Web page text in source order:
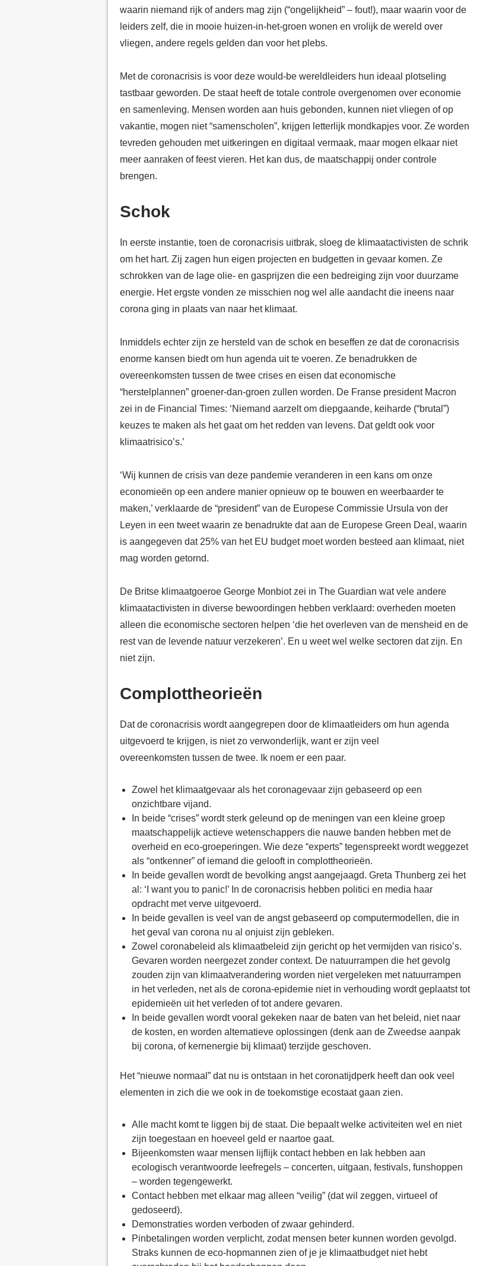
waarin niemand rijk of anders mag zijn (“ongelijkheid” – fout!), maar waarin voor de
leiders zelf, die in mooie huizen-in-het-groen wonen en vrolijk de wereld over
vliegen, andere regels gelden dan voor het plebs.
Met de coronacrisis is voor deze would-be wereldleiders hun ideaal plotseling
tastbaar geworden. De staat heeft de totale controle overgenomen over economie
en samenleving. Mensen worden aan huis gebonden, kunnen niet vliegen of op
vakantie, mogen niet “samenscholen”, krijgen letterlijk mondkapjes voor. Ze worden
tevreden gehouden met uitkeringen en digitaal vermaak, maar mogen elkaar niet
meer aanraken of feest vieren. Het kan dus, de maatschappij onder controle
brengen.
Schok
In eerste instantie, toen de coronacrisis uitbrak, sloeg de klimaatactivisten de schrik
om het hart. Zij zagen hun eigen projecten en budgetten in gevaar komen. Ze
schrokken van de lage olie- en gasprijzen die een bedreiging zijn voor duurzame
energie. Het ergste vonden ze misschien nog wel alle aandacht die ineens naar
corona ging in plaats van naar het klimaat.
Inmiddels echter zijn ze hersteld van de schok en beseffen ze dat de coronacrisis
enorme kansen biedt om hun agenda uit te voeren. Ze benadrukken de
overeenkomsten tussen de twee crises en eisen dat economische
“herstelplannen” groener-dan-groen zullen worden. De Franse president Macron
zei in de Financia l Times: ‘Niemand aarzelt om diepgaande, keiharde (“brutal”)
keuzes te maken als het gaat om het redden van levens. Dat geldt ook voor
klimaatrisico’s.’
‘Wij kunnen de crisis van deze pandemie veranderen in een kans om onze
economieën op een andere manier opnieuw op te bouwen en weerbaarder te
maken,’ verklaarde de “president” van de Europese Commissie Ursula von der
Leyen in een tweetwaarin ze benadrukte dat aan de Europese Green Deal , waarin
is aangegeven dat 25% van het EU budget moet worden besteed aan klimaat, niet
mag worden getornd.
De Britse klimaatgoeroe George Monbiot zei in The Guardian wat vele andere
klimaatactivisten in diverse bewoordingen hebben verklaard: overheden moeten
alleen die economische sectoren helpen ‘die het overleven van de mensheid en de
rest van de levende natuur verzekeren’. En u weet wel welke sectoren dat zijn. En
niet zijn.
Complottheorieën
Dat de coronacrisis wordt aangegrepen door de klimaatleiders om hun agenda
uitgevoerd te krijgen, is niet zo verwonderlijk, want er zijn veel
overeenkomsten tussen de twee. Ik noem er een paar.
Zowel het klimaatgevaar als het coronagevaar zijn gebaseerd op een
onzichtbare vijand.
In beide “crises” wordt sterk geleund op de meningen van een kleine groep
maatschappelijk actieve wetenschappers die nauwe banden hebben met de
overheid en eco-groeperingen. Wie deze “experts” tegenspreekt wordt weggezet
als “ontkenner” of iemand die gelooft in complottheorieën.
In beide gevallen wordt de bevolking angst aangejaagd. Greta Thunberg zei het
al: ‘I want you to panic!’ In de coronacrisis hebben politici en media haar
opdracht met verve uitgevoerd.
In beide gevallen is veel van de angst gebaseerd op computermodellen, die in
het geval van corona nu al onjuist zijn gebleken.
Zowel coronabeleid als klimaatbeleid zijn gericht op het vermijden van risico’s.
Gevaren worden neergezet zonder context. De natuurrampen die het gevolg
zouden zijn van klimaatverandering worden niet vergeleken met natuurrampen
in het verleden, net als de corona-epidemie niet in verhouding wordt geplaatst tot
epidemieën uit het verleden of tot andere gevaren.
In beide gevallen wordt vooral gekeken naar de baten van het beleid, niet naar
de kosten, en worden alternatieve oplossingen (denk aan de Zweedse aanpak
bij corona, of kernenergie bij klimaat) terzijde geschoven.
Het “nieuwe normaal” dat nu is ontstaan in het coronatijdperk heeft dan ook veel
elementen in zich die we ook in de toekomstige ecostaat gaan zien.
Alle macht komt te liggen bij de staat. Die bepaalt welke activiteiten wel en niet
zijn toegestaan en hoeveel geld er naartoe gaat.
Bijeenkomsten waar mensen lijflijk contact hebben en lak hebben aan
ecologisch verantwoorde leefregels – concerten, uitgaan, festivals, funshoppen
– worden tegengewerkt.
Contact hebben met elkaar mag alleen “veilig” (dat wil zeggen, virtueel of
gedoseerd).
Demonstraties worden verboden of zwaar gehinderd.
Pinbetalingen worden verplicht, zodat mensen beter kunnen worden gevolgd.
Straks kunnen de eco-hopmannen zien of je je klimaatbudget niet hebt